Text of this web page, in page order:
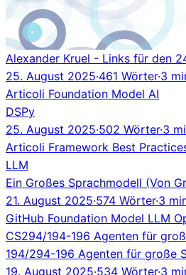
Alexander Kruel - Links für den
25. August 2025·461 Wörter·3
Articoli Foundation Model AI
DSPy
25. August 2025·502 Wörter·3
Articoli Framework Best
LLM
Ein Großes Sprachmodell (Von
21. August 2025·574 Wörter·3
GitHub Foundation Model LLM
CS294/194-196 Agenten für
194/294-196 Agenten für große
19. August 2025·534 Wörter·3